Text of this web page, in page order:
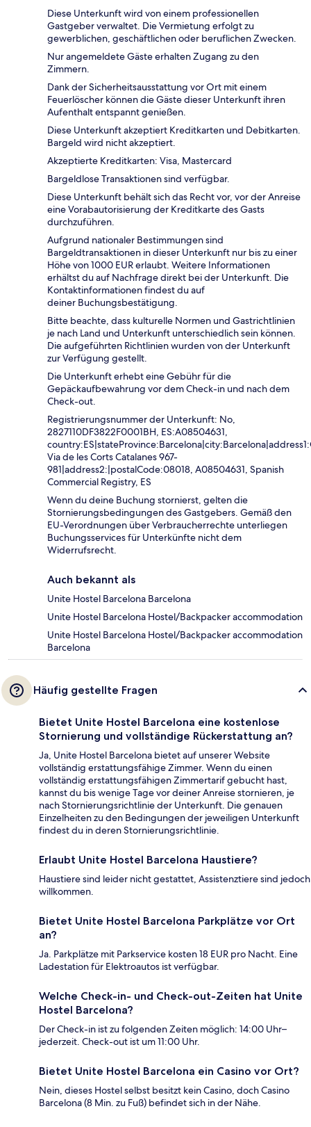
Diese Unterkunft wird von einem professionellen
Gastgeber verwaltet. Die Vermietung erfolgt zu
gewerblichen, geschäftlichen oder beruflichen Zwecken.
Nur angemeldete Gäste erhalten Zugang zu den
Zimmern.
Dank der Sicherheitsausstattung vor Ort mit einem
Feuerlöscher können die Gäste dieser Unterkunft ihren
Aufenthalt entspannt genießen.
Diese Unterkunft akzeptiert Kreditkarten und Debitkarten.
Bargeld wird nicht akzeptiert.
Akzeptierte Kreditkarten: Visa, Mastercard
Bargeldlose Transaktionen sind verfügbar.
Diese Unterkunft behält sich das Recht vor, vor der Anreise
eine Vorabautorisierung der Kreditkarte des Gasts
durchzuführen.
Aufgrund nationaler Bestimmungen sind
Bargeldtransaktionen in dieser Unterkunft nur bis zu einer
Höhe von 1000 EUR erlaubt. Weitere Informationen
erhältst du auf Nachfrage direkt bei der Unterkunft. Die
Kontaktinformationen findest du auf
deiner Buchungsbestätigung.
Bitte beachte, dass kulturelle Normen und Gastrichtlinien
je nach Land und Unterkunft unterschiedlich sein können.
Die aufgeführten Richtlinien wurden von der Unterkunft
zur Verfügung gestellt.
Die Unterkunft erhebt eine Gebühr für die
Gepäckaufbewahrung vor dem Check-in und nach dem
Check-out.
Registrierungsnummer der Unterkunft: No,
2827110DF3822F0001BH, ES:A08504631,
Via de les Corts Catalanes 967-
981|address2:|postalCode:08018, A08504631, Spanish
Commercial Registry, ES
Wenn du deine Buchung stornierst, gelten die
Stornierungsbedingungen des Gastgebers. Gemäß den
EU-Verordnungen über Verbraucherrechte unterliegen
Buchungsservices für Unterkünfte nicht dem
Widerrufsrecht.
Auch bekannt als
Unite Hostel Barcelona Barcelona
Unite Hostel Barcelona Hostel/Backpacker accommodation
Unite Hostel Barcelona Hostel/Backpacker accommodation
Barcelona
Häufig gestellte Fragen
Bietet Unite Hostel Barcelona eine kostenlose
Stornierung und vollständige Rückerstattung an?
Ja, Unite Hostel Barcelona bietet auf unserer Website
vollständig erstattungsfähige Zimmer. Wenn du einen
vollständig erstattungsfähigen Zimmertarif gebucht hast,
kannst du bis wenige Tage vor deiner Anreise stornieren, je
nach Stornierungsrichtlinie der Unterkunft. Die genauen
Einzelheiten zu den Bedingungen der jeweiligen Unterkunft
findest du in deren Stornierungsrichtlinie.
Erlaubt Unite Hostel Barcelona Haustiere?
Haustiere sind leider nicht gestattet, Assistenztiere sind jedoch
willkommen.
Bietet Unite Hostel Barcelona Parkplätze vor Ort
an?
Ja. Parkplätze mit Parkservice kosten 18 EUR pro Nacht. Eine
Ladestation für Elektroautos ist verfügbar.
Welche Check-in- und Check-out-Zeiten hat Unite
Hostel Barcelona?
Der Check-in ist zu folgenden Zeiten möglich: 14:00 Uhr–
jederzeit. Check-out ist um 11:00 Uhr.
Bietet Unite Hostel Barcelona ein Casino vor Ort?
Nein, dieses Hostel selbst besitzt kein Casino, doch Casino
Barcelona (8 Min. zu Fuß) befindet sich in der Nähe.